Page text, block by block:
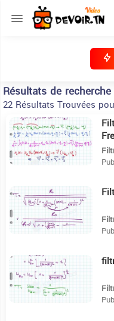
Résultats de recherche
22 Résultats Trouvées
4:50
16:8
4:28